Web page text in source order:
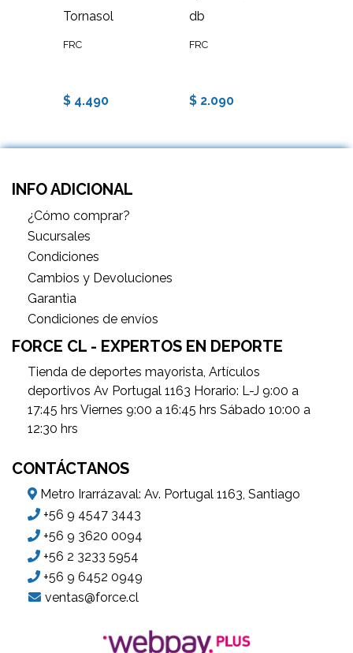
Tornasol
FRC
$ 4.490
db
FRC
$ 2.090
INFO ADICIONAL
¿Cómo comprar?
Sucursales
Condiciones
Cambios y Devoluciones
Garantìa
Condiciones de envíos
FORCE CL - EXPERTOS EN DEPORTE
Tienda de deportes mayorista, Artículos
deportivos Av Portugal 1163 Horario: L-J 9:00 a
17:45 hrs Viernes 9:00 a 16:45 hrs Sábado 10:00 a
12:30 hrs
CONTÁCTANOS
Metro Irarrázaval: Av. Portugal 1163, Santiago
+56 9 4547 3443
+56 9 3620 0094
+56 2 3233 5954
+56 9 6452 0949
ventas@force.cl